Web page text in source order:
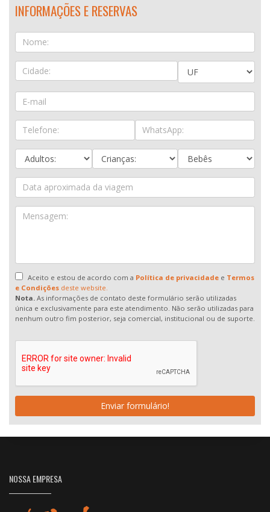
INFORMAÇÕES E RESERVAS
Aceito e estou de acordo com a Política de privacidadee Termos
e Condições deste website.
Nota. As informações de contato deste formulário serão utilizadas
única e exclusivamente para este atendimento. Não serão utilizadas para
nenhum outro fim posterior, seja comercial, institucional ou de suporte.
Enviar formulário!
NOSSA EMPRESA